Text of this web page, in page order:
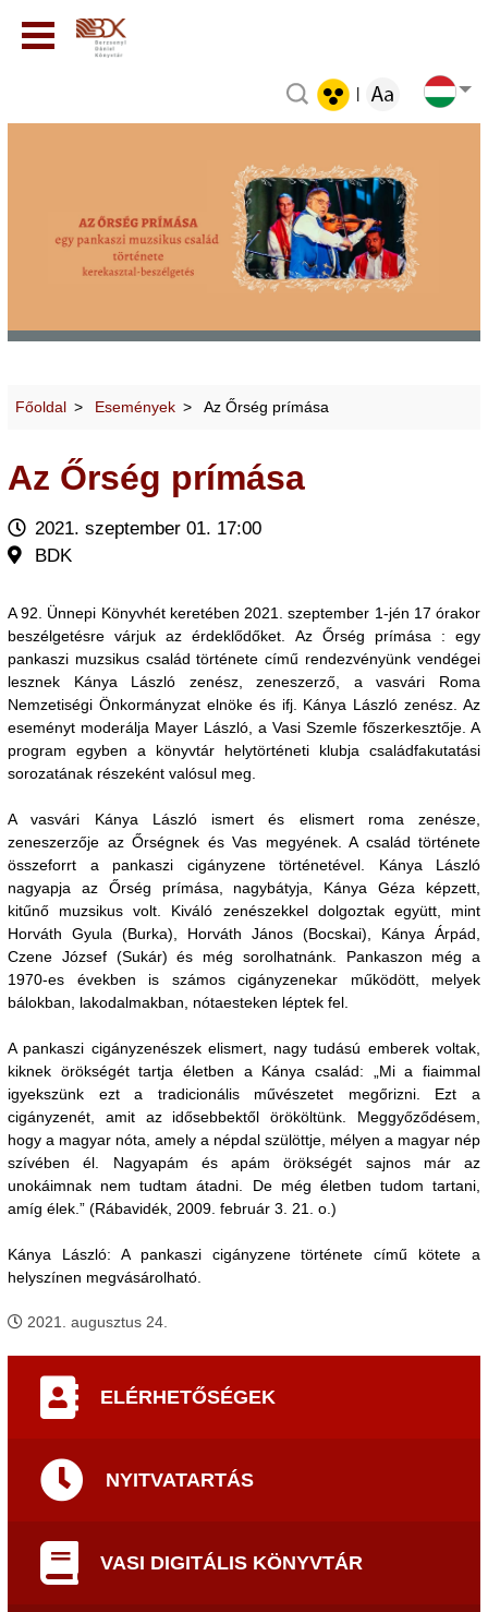
Főoldal Események Az Őrség prímása
Az Őrség prímása
2021. szeptember 01. 17:00
BDK
A 92. Ünnepi Könyvhét keretében 2021. szeptember 1-jén 17 órakor
beszélgetésre várjuk az érdeklődőket. Az Őrség prímása : egy
pankaszi muzsikus család története című rendezvényünk vendégei
lesznek Kánya László zenész, zeneszerző, a vasvári Roma
Nemzetiségi Önkormányzat elnöke és ifj. Kánya László zenész. Az
eseményt moderálja Mayer László, a Vasi Szemle főszerkesztője. A
program egyben a könyvtár helytörténeti klubja családfakutatási
sorozatának részeként valósul meg.
A vasvári Kánya László ismert és elismert roma zenésze,
zeneszerzője az Őrségnek és Vas megyének. A család története
összeforrt a pankaszi cigányzene történetével. Kánya László
nagyapja az Őrség prímása, nagybátyja, Kánya Géza képzett,
kitűnő muzsikus volt. Kiváló zenészekkel dolgoztak együtt, mint
Horváth Gyula (Burka), Horváth János (Bocskai), Kánya Árpád,
Czene József (Sukár) és még sorolhatnánk. Pankaszon még a
1970-es években is számos cigányzenekar működött, melyek
bálokban, lakodalmakban, nótaesteken léptek fel.
A pankaszi cigányzenészek elismert, nagy tudású emberek voltak,
kiknek örökségét tartja életben a Kánya család: „Mi a fiaimmal
igyekszünk ezt a tradicionális művészetet megőrizni. Ezt a
cigányzenét, amit az idősebbektől örököltünk. Meggyőződésem,
hogy a magyar nóta, amely a népdal szülöttje, mélyen a magyar nép
szívében él. Nagyapám és apám örökségét sajnos már az
unokáimnak nem tudtam átadni. De még életben tudom tartani,
amíg élek.” (Rábavidék, 2009. február 3. 21. o.)
Kánya László: A pankaszi cigányzene története című kötete a
helyszínen megvásárolható.
2021. augusztus 24.
ELÉRHETŐSÉGEK
NYITVATARTÁS
VASI DIGITÁLIS KÖNYVTÁR